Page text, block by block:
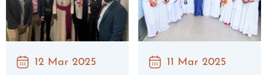
12 Mar 2025 11 Mar 2025